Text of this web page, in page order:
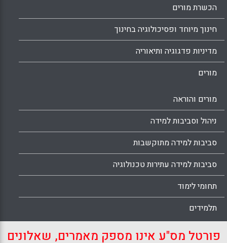
הכשרת מורים
חינוך מיוחד ופסיכולוגיה בחינוך
מדיניות פדגוגיה ותיאוריה
מורים
מורים והוראה
ניהול וסביבות למידה
סביבות למידה מתוקשבות
סביבות למידה עתירות טכנולוגיה
תחומי לימוד
תלמידים
פורטל מס"ע אינו מספק מאמרים, שאלונים